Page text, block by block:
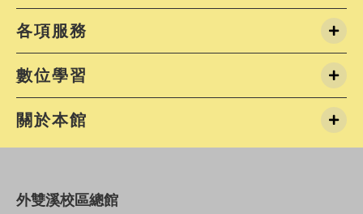
潔作業時程7/10(五) 城區第一閱覽室
7/23(四)-7/24(五)&nbsp;城區分館➡️不
於安全考量，城區第一、第二閱覽室
務處 分機24228/6(四)-8/7(五)、8/10(
各項服務
數位學習
關於本館
外雙溪校區總館